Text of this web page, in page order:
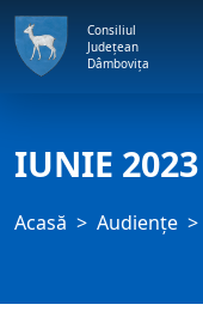
Consiliul
Județean
Dâmbovița
IUNIE 2023
Acasă Audienţe